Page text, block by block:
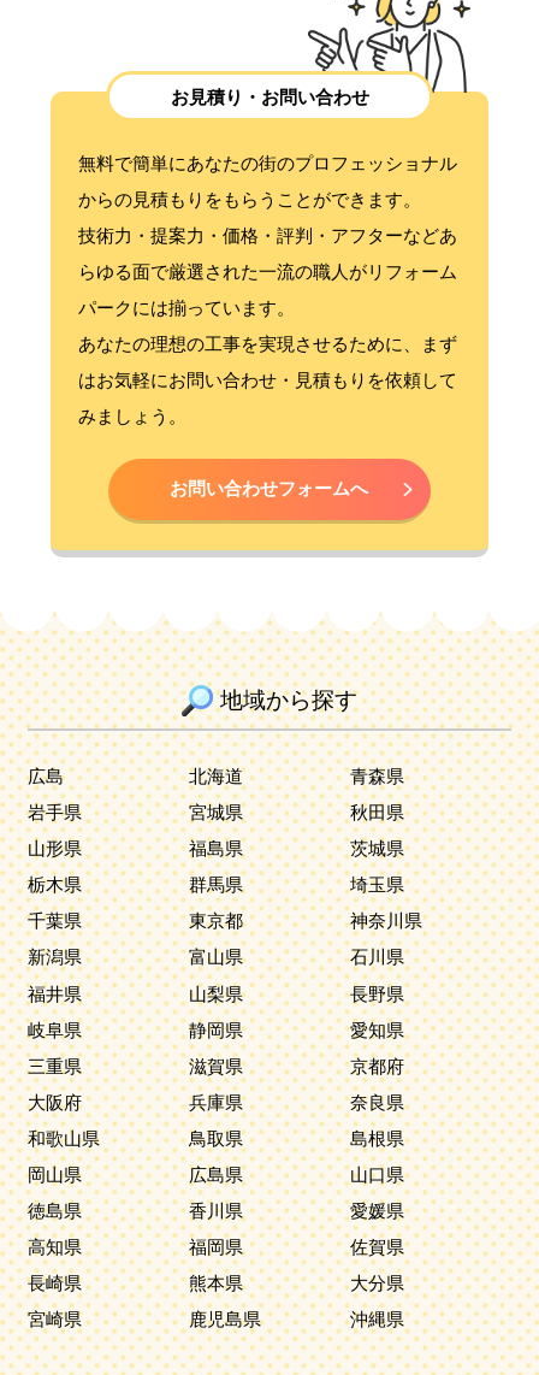
お見積り・お問い合わせ
無料で簡単にあなたの街のプロフェッショナル
からの見積もりをもらうことができます。
技術力・提案力・価格・評判・アフターなどあ
らゆる面で厳選された一流の職人がリフォーム
パークには揃っています。
あなたの理想の工事を実現させるために、まず
はお気軽にお問い合わせ・見積もりを依頼して
みましょう。
お問い合わせフォームへ
地域から探す
広島 北海道
青森県
岩手県
宮城県
秋田県
山形県
福島県
茨城県
栃木県
群馬県
埼玉県
千葉県
東京都
神奈川県
新潟県
富山県
石川県
福井県
山梨県
長野県
岐阜県
静岡県
愛知県
三重県
滋賀県
京都府
大阪府
兵庫県
奈良県
和歌山県
鳥取県
島根県
岡山県
広島県
山口県
徳島県
香川県
愛媛県
高知県
福岡県
佐賀県
長崎県
熊本県
大分県
宮崎県
鹿児島県 沖縄県